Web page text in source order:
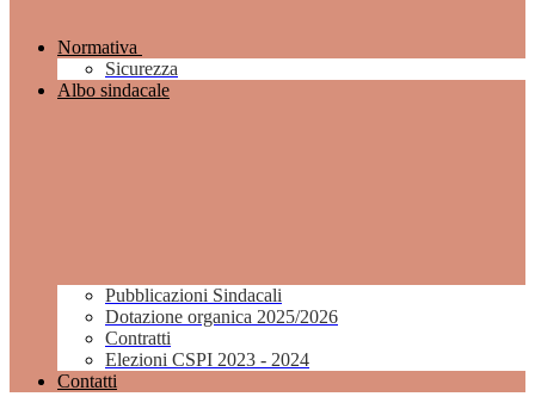
Normativa
Sicurezza
Albo sindacale
Pubblicazioni Sindacali
Dotazione organica 2025/2026
Contratti
Elezioni CSPI 2023 - 2024
Contatti